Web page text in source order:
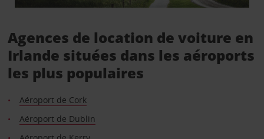
Agences de location de voiture en
Irlande situées dans les aéroports
les plus populaires
Aéroport de Cork
Aéroport de Dublin